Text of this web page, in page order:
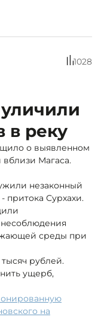
1028
в реку
о выявленном
Магаса.
незаконный
притока Сурхахи.
среды при
рублей.
ущерб,
на